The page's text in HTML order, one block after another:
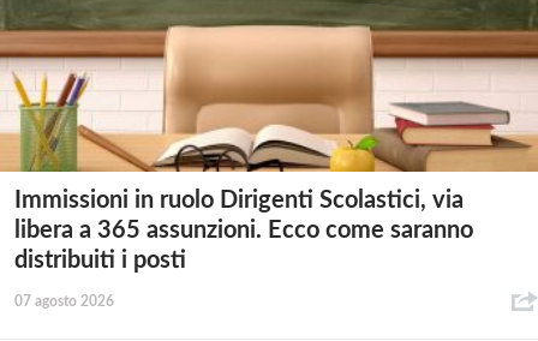
Immissioni in ruolo Dirigenti Scolastici, via
libera a 365 assunzioni. Ecco come saranno
distribuiti i posti
07 agosto 2026